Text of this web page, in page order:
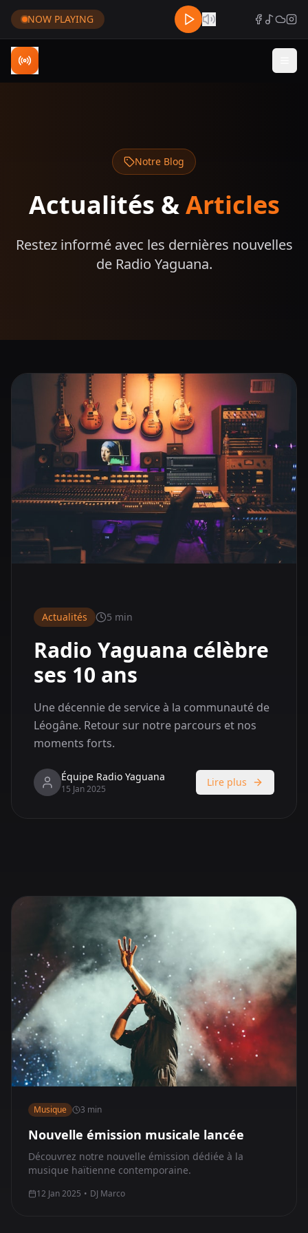
NOW PLAYING
Notre Blog
Actualités &Articles
Restez informé avec les dernières nouvelles
de Radio Yaguana.
Actualités 5 min
Radio Yaguana célèbre
ses 10 ans
Une décennie de service à la communauté de
Léogâne. Retour sur notre parcours et nos
moments forts.
Équipe Radio Yaguana
15 Jan 2025
Lire plus
Musique 3 min
Nouvelle émission musicale lancée
Découvrez notre nouvelle émission dédiée à la
musique haïtienne contemporaine.
12 Jan 2025 • DJ Marco